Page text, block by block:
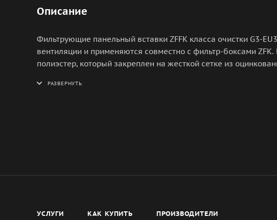
Описание
Фильтрующие панельный вставки ZFFK класса очистки G3-
вентиляции и применяются совместно с фильтр-боксами
полиэстер, который закреплен на жесткой сетке из
фильтрующего материала.
УСЛУГИ КАК КУПИТЬ ПРОИЗВОДИТЕЛИ